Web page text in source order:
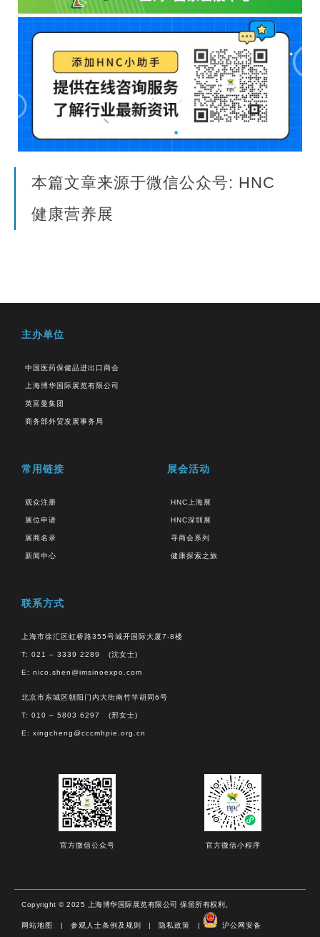
本篇文章来源于微信公众号: HNC
健康营养展
主办单位
中国医药保健品进出口商会
上海博华国际展览有限公司
英富曼集团
商务部外贸发展事务局
常用链接
观众注册
展位申请
展商名录
新闻中心
展会活动
HNC上海展
HNC深圳展
寻商会系列
健康探索之旅
联系方式
上海市徐汇区虹桥路355号城开国际大厦7-8楼
T: 021 – 3339 2289 (沈女士)
E: nico.shen@imsinoexpo.com
北京市东城区朝阳门内大街南竹竿胡同6号
T: 010 – 5803 6297 (邢女士)
E: xingcheng@cccmhpie.org.cn
官方微信公众号 官方微信小程序
Copyright © 2025 上海博华国际展览有限公司 保留所有权利。
网站地图 参观人士条例及规则 隐私政策 沪公网安备